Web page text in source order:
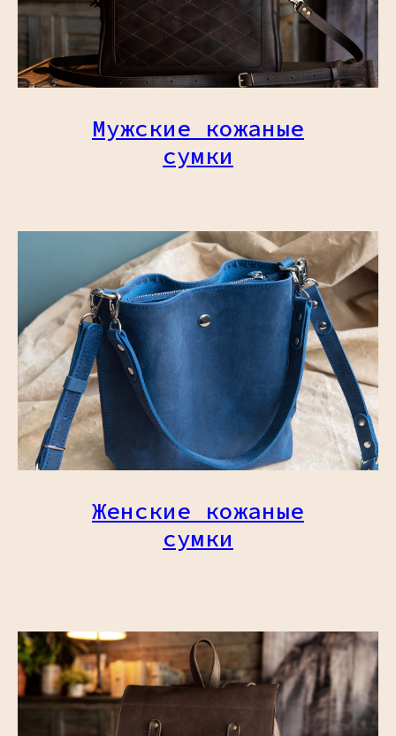
Мужские кожаные
сумки
Женские кожаные
сумки